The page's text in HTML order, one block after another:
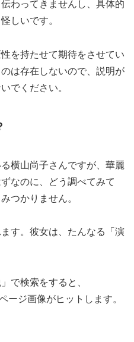
わってきませんし、具体的
しいです。
を持たせて期待をさせてい
は存在しないので、説明が
でください。
横山尚子さんですが、華麗
なのに、どう調べてみて
つかりません。
す。彼女は、たんなる「演
で検索をすると、
ージ画像がヒットします。